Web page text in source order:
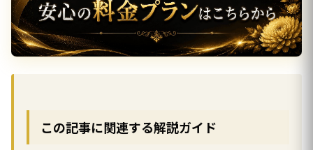
この記事に関連する解説ガイド